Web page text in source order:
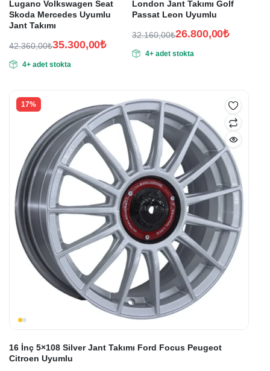
Lugano Volkswagen Seat
Skoda Mercedes Uyumlu
Jant Takımı
42.360,00₺
fiyat:
35.300,00₺
andaki
35.300,00₺.
4+ adet stokta
London Jant Takımı Golf
Passat Leon Uyumlu
32.160,00₺
fiyat:
26.800,00₺
andaki
4+ adet stokta
17%
16 İnç 5×108 Silver Jant Takımı Ford Focus Peugeot
Citroen Uyumlu